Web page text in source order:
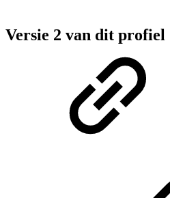
Versie 2 van dit profiel